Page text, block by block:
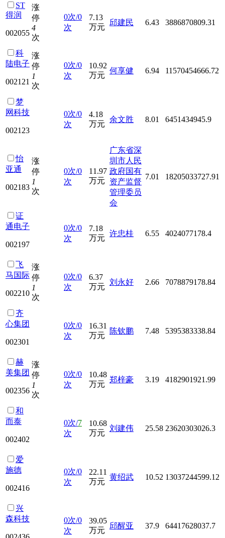
ST
得润
002055
涨
停
4
次
0次/0
次
7.13
万元
邱建民 6.43 3886870809.31
科
陆电子
002121
涨
停
1
次
0次/0
次
10.92
万元
何享健 6.94 11570454666.72
梦
网科技
002123
0次/0
次
4.18
万元
余文胜 8.01 6451434945.9
怡
亚通
002183
涨
停
1
次
0次/0
次
11.97
万元
广东省深
圳市人民
政府国有
资产监督
管理委员
会
7.01 18205033727.91
证
通电子
002197
0次/0
次
7.18
万元
许忠桂 6.55 4024077178.4
飞
马国际
002210
涨
停
1
次
0次/0
次
6.37
万元
刘永好 2.66 7078879178.84
齐
心集团
002301
0次/0
次
16.31
万元
陈钦鹏 7.48 5395383338.84
赫
美集团
002356
涨
停
1
次
0次/0
次
10.48
万元
郑梓豪 3.19 4182901921.99
和
而泰
002402
0次/7
次
10.68
万元
刘建伟 25.58 23620303026.3
爱
施德
002416
0次/0
次
22.11
万元
黄绍武 10.52 13037244599.12
兴
森科技
0次/0
次
39.05
万元
邱醒亚 37.9 64417628037.7